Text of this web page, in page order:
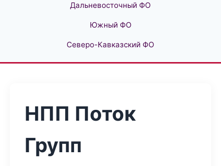
Дальневосточный ФО
Южный ФО
Северо-Кавказский ФО
НПП Поток
Групп